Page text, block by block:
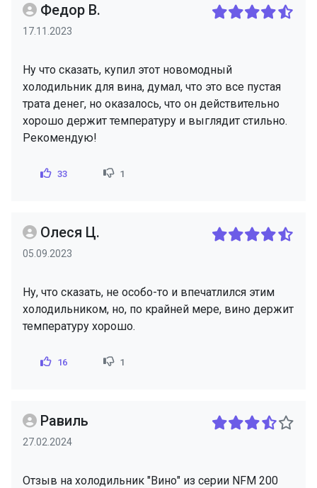
Федор В.
17.11.2023
Ну что сказать, купил этот новомодный
холодильник для вина, думал, что это все пустая
трата денег, но оказалось, что он действительно
хорошо держит температуру и выглядит стильно.
Рекомендую!
33 1
Олеся Ц.
05.09.2023
Ну, что сказать, не особо-то и впечатлился этим
холодильником, но, по крайней мере, вино держит
температуру хорошо.
16 1
Равиль
27.02.2024
Отзыв на холодильник "Вино" из серии NFM 200